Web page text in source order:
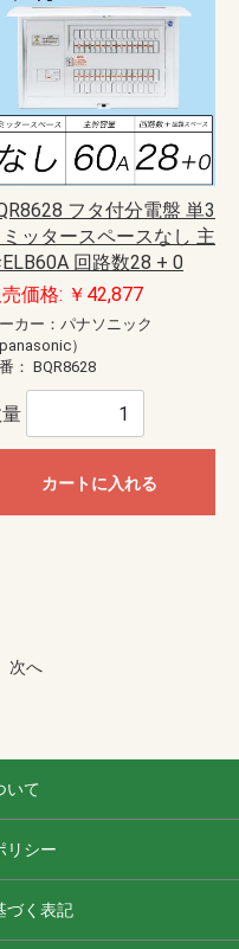
フタ付分電盤 単3
ミッタースペースなし 主
回路数28 + 0
価格: ￥42,877
カー：パナソニック
panasonic）
： BQR8628
カートに入れる
次へ
いて
リシー
づく表記